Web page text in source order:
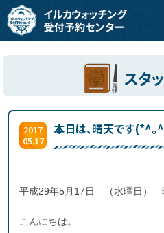
スタ
2017
05.17
本日は、晴天です(*^。
平成29年5月17日 （水曜日）
こんにちは。